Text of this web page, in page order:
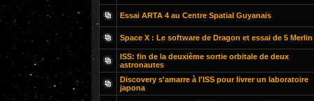
Essai ARTA 4 au Centre Spatial Guyanais
Space X : Le software de Dragon et essai de 5 Merlin
ISS: fin de la deuxième sortie orbitale de deux
astronautes
Discovery s'amarre à l'ISS pour livrer un laboratoire
japona